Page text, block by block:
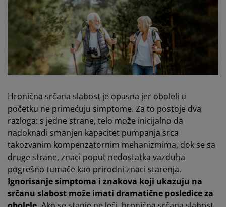
Hronična srčana slabost je opasna jer oboleli u
početku ne primećuju simptome. Za to postoje dva
razloga: s jedne strane, telo može inicijalno da
nadoknadi smanjen kapacitet pumpanja srca
takozvanim kompenzatornim mehanizmima, dok se sa
druge strane, znaci poput nedostatka vazduha
pogrešno tumače kao prirodni znaci starenja.
Ignorisanje simptoma i znakova koji ukazuju na
srčanu slabost može imati dramatične posledice za